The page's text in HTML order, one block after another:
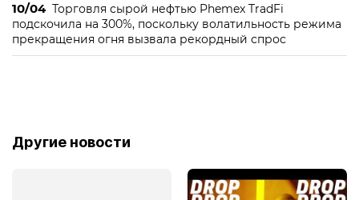
10/04 Торговля сырой нефтью Phemex TradFi
подскочила на 300%, поскольку волатильность режима
прекращения огня вызвала рекордный спрос
Другие новости